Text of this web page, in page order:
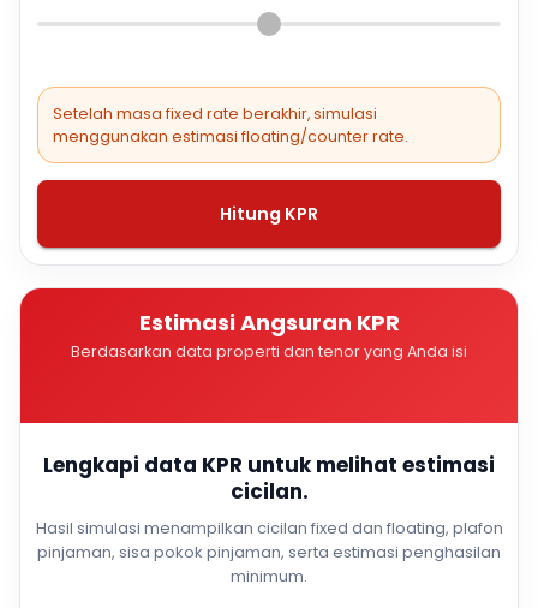
Setelah masa fixed rate berakhir, simulasi
menggunakan estimasi floating/counter rate.
Hitung KPR
Estimasi Angsuran KPR
Berdasarkan data properti dan tenor yang Anda isi
Lengkapi data KPR untuk melihat estimasi
cicilan.
Hasil simulasi menampilkan cicilan fixed dan floating, plafon
pinjaman, sisa pokok pinjaman, serta estimasi penghasilan
minimum.